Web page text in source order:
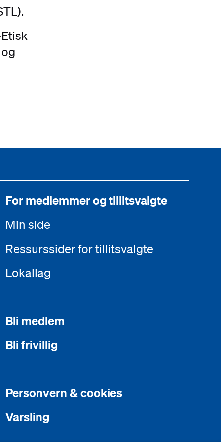
For medlemmer og tillitsvalgte
Min side
Ressurssider for tillitsvalgte
Lokallag
Bli medlem
Bli frivillig
Personvern & cookies
Varsling